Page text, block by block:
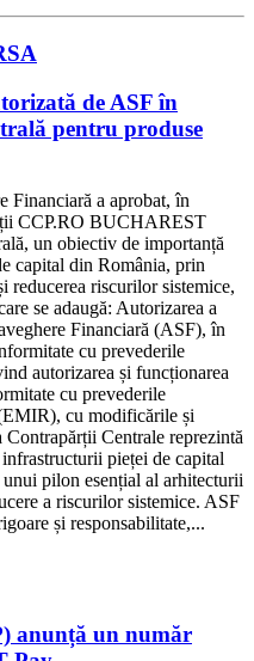
de ASF în
pentru produse
Financiară a aprobat, în
CCP.RO BUCHAREST
un obiectiv de importanță
capital din România, prin
reducerea riscurilor sistemice,
se adaugă: Autorizarea a
Financiară (ASF), în
cu prevederile
autorizarea și funcționarea
cu prevederile
cu modificările și
Centrale reprezintă
pieței de capital
pilon esențial al arhitecturii
a riscurilor sistemice. ASF
și responsabilitate,...
anunță un număr